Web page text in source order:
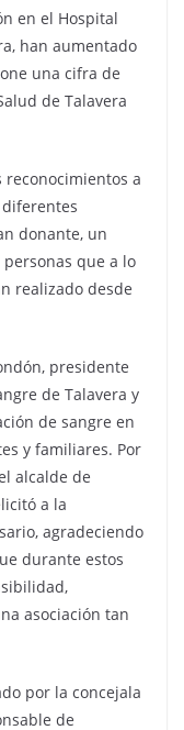
en el Hospital
han aumentado
una cifra de
de Talavera
reconocimientos a
donante, un
que a lo
realizado desde
presidente
de Talavera y
de sangre en
y familiares. Por
alcalde de
a la
agradeciendo
durante estos
asociación tan
por la concejala
de